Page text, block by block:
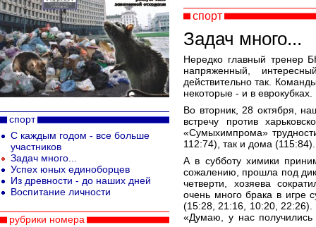
спорт
Задач много...
Нередко главный тренер
напряженный,
действительно так.
некоторые - и в
Во вторник, 28 октября,
встречу против
«Сумыхимпрома»
112:74), так и дома (115:84).
А в субботу химики
сожалению, прошла под
четверти, хозяева
очень много брака в игре
(15:28, 21:16, 10:20, 22:26).
«Думаю, у нас
спорт
С каждым годом - все больше
участников
Задач много...
Успех юных единоборцев
Из древности - до наших дней
Воспитание личности
рубрики номера